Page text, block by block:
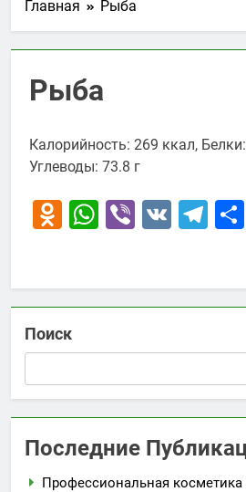
Главная Рыба
Рыба
Калорийность: 269 ккал,
Углеводы: 73.8 г
Odnoklassniki
WhatsApp
Viber
VK
Поиск
Последние
Профессиональная